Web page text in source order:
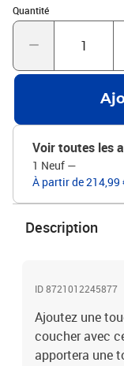
suffisamment
essentiels, gardant
:Un matelas n'est
trouver un matelas
cadre de lit : bois
H)Dimensions du
H)Dimensions du
(matelas non
:1 x cadre de lit2 x tiroir
Quantité
Quantité : 1
Voir toutes les
1 Neuf —
À partir de 214,99
Description
ID 8721012245877
Ajoutez une
coucher avec
apportera une